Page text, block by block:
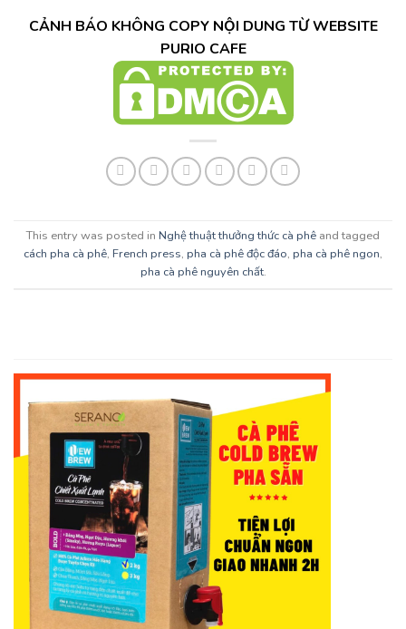
CẢNH BÁO KHÔNG COPY NỘI DUNG TỪ WEBSITE
PURIO CAFE
This entry was posted in Nghệ thuật thưởng thức cà phê and tagged
cách pha cà phê, French press, pha cà phê độc đáo, pha cà phê ngon,
pha cà phê nguyên chất.